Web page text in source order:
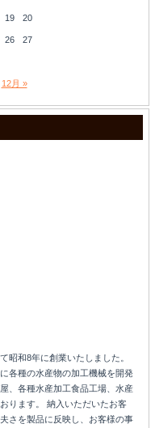
12月 »
19 20
26 27
昭和8年に創業いたしました。
各種の水産物の加工機械を開発
、各種水産加工食品工場、水産
ります。 納入いただいたお客
さを製品に反映し、お客様の事